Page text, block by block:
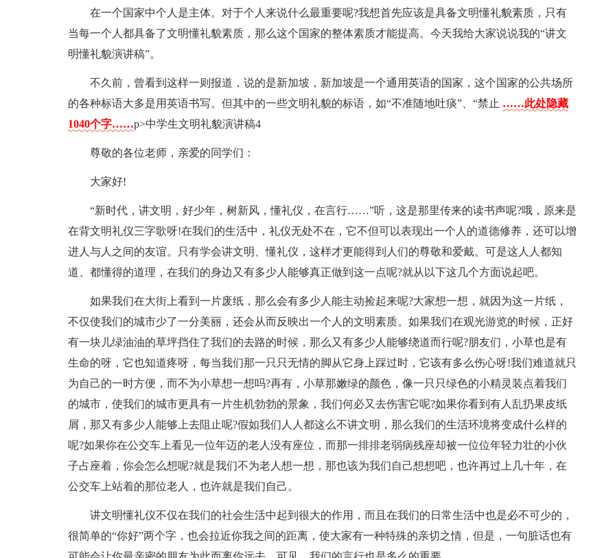
在一个国家中个人是主体。对于个人来说什么最重要呢?我想首先应该是具备文明懂礼貌素质，只有
当每一个人都具备了文明懂礼貌素质，那么这个国家的整体素质才能提高。今天我给大家说说我的“讲文
明懂礼貌演讲稿”。
不久前，曾看到这样一则报道，说的是新加坡，新加坡是一个通用英语的国家，这个国家的公共场所
的各种标语大多是用英语书写。但其中的一些文明礼貌的标语，如“不准随地吐痰”、“禁止 ……此处隐藏
1040个字……p>中学生文明礼貌演讲稿4
尊敬的各位老师，亲爱的同学们：
大家好!
“新时代，讲文明，好少年，树新风，懂礼仪，在言行……”听，这是那里传来的读书声呢?哦，原来是
在背文明礼仪三字歌呀!在我们的生活中，礼仪无处不在，它不但可以表现出一个人的道德修养，还可以增
进人与人之间的友谊。只有学会讲文明、懂礼仪，这样才更能得到人们的尊敬和爱戴。可是这人人都知
道、都懂得的道理，在我们的身边又有多少人能够真正做到这一点呢?就从以下这几个方面说起吧。
如果我们在大街上看到一片废纸，那么会有多少人能主动捡起来呢?大家想一想，就因为这一片纸，
不仅使我们的城市少了一分美丽，还会从而反映出一个人的文明素质。如果我们在观光游览的时候，正好
有一块儿绿油油的草坪挡住了我们的去路的时候，那么又有多少人能够绕道而行呢?朋友们，小草也是有
生命的呀，它也知道疼呀，每当我们那一只只无情的脚从它身上踩过时，它该有多么伤心呀!我们难道就只
为自己的一时方便，而不为小草想一想吗?再有，小草那嫩绿的颜色，像一只只绿色的小精灵装点着我们
的城市，使我们的城市更具有一片生机勃勃的景象，我们何必又去伤害它呢?如果你看到有人乱扔果皮纸
屑，那又有多少人能够上去阻止呢?假如我们人人都这么不讲文明，那么我们的生活环境将变成什么样的
呢?如果你在公交车上看见一位年迈的老人没有座位，而那一排排老弱病残座却被一位位年轻力壮的小伙
子占座着，你会怎么想呢?就是我们不为老人想一想，那也该为我们自己想想吧，也许再过上几十年，在
公交车上站着的那位老人，也许就是我们自己。
讲文明懂礼仪不仅在我们的社会生活中起到很大的作用，而且在我们的日常生活中也是必不可少的，
很简单的“你好”两个字，也会拉近你我之间的距离，使大家有一种特殊的亲切之情，但是，一句脏话也有